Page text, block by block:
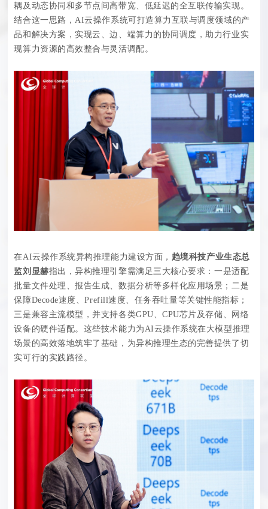
耦及动态协同和多节点间高带宽、低延迟的全互联传输实现。
结合这一思路，AI云操作系统可打造算力互联与调度领域的产
品和解决方案，实现云、边、端算力的协同调度，助力行业实
现算力资源的高效整合与灵活调配。
在AI云操作系统异构推理能力建设方面， 趋境科技产业生态总
监刘显赫指出，异构推理引擎需满足三大核心要求：一是适配
批量文件处理、报告生成、数据分析等多样化应用场景；二是
保障Decode速度、Prefill速度、任务吞吐量等关键性能指标；
三是兼容主流模型，并支持各类GPU、CPU芯片及存储、网络
设备的硬件适配。这些技术能力为AI云操作系统在大模型推理
场景的高效落地筑牢了基础，为异构推理生态的完善提供了切
实可行的实践路径。